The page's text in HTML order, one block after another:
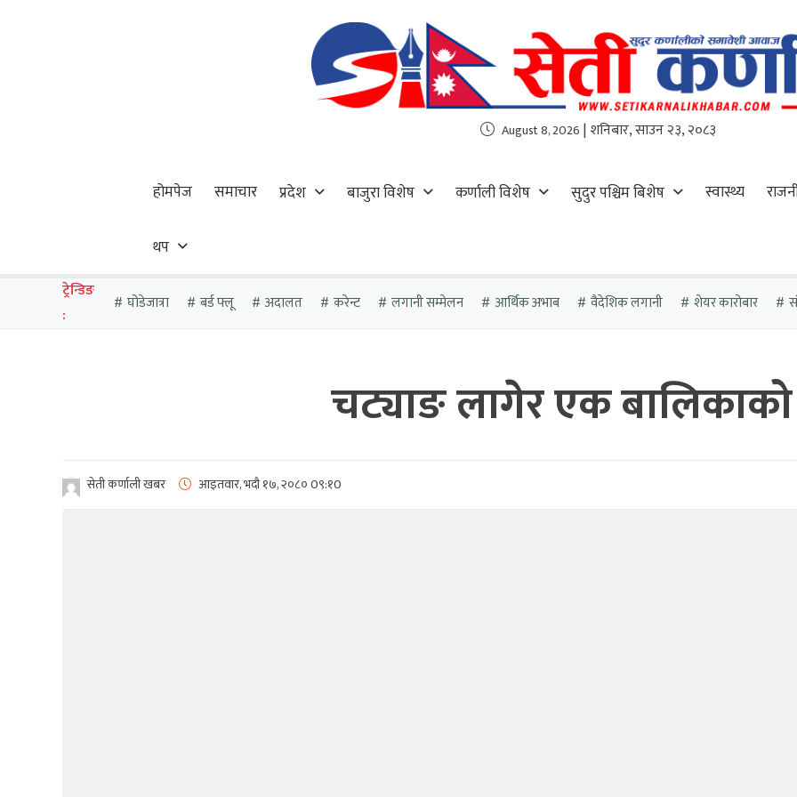
August 8, 2026 | शनिबार, साउन २३, २०८३
होमपेज समाचार प्रदेश बाजुरा विशेष कर्णाली विशेष सुदुर पश्चिम बिशेष स्वास्थ्य
थप
ट्रेन्डिङ
:
घोडेजात्रा बर्ड फ्लू अदालत करेन्ट लगानी सम्मेलन आर्थिक अभाब वैदेशिक लगानी शेयर कारोबार
चट्याङ लागेर एक
सेती कर्णाली खबर आइतवार, भदौ १७, २०८०0९:१0